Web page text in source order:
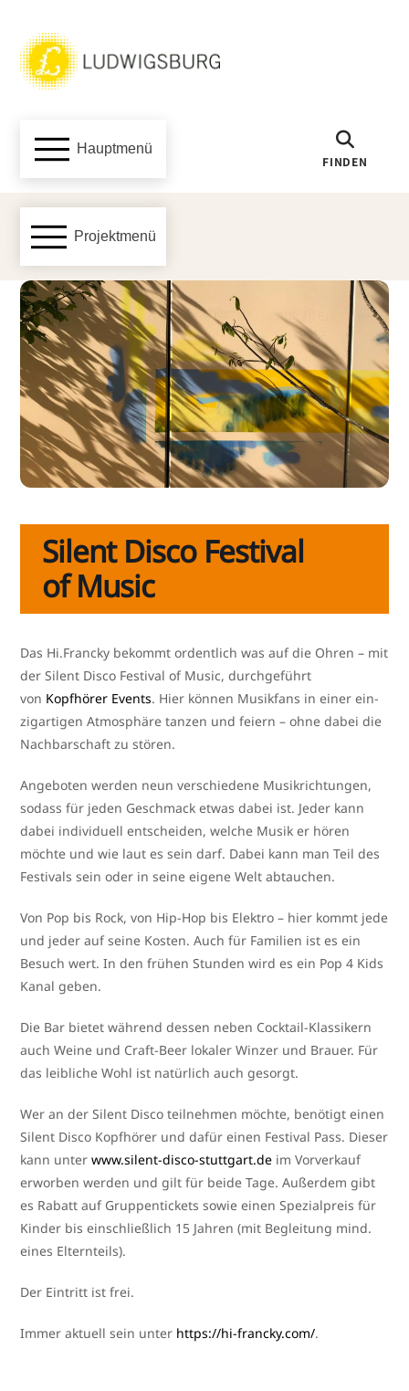
Hauptmenü
FINDEN
Projektmenü
Silent Disco Festival
of Music
Das Hi.Francky bekommt ordent­lich was auf die Ohren – mit
der Silent Disco Festival of Music, durch­ge­führt
von Kopfhörer Events. Hier kön­nen Musikfans in einer ein­
zig­ar­ti­gen Atmosphäre tan­zen und fei­ern – ohne dabei die
Nachbarschaft zu stören.
Angeboten wer­den neun ver­schie­de­ne Musikrichtungen,
sodass für jeden Geschmack etwas dabei ist. Jeder kann
dabei indi­vi­du­ell ent­schei­den, wel­che Musik er hören
möch­te und wie laut es sein darf. Dabei kann man Teil des
Festivals sein oder in sei­ne eige­ne Welt abtauchen.
Von Pop bis Rock, von Hip-Hop bis Elektro – hier kommt jede
und jeder auf sei­ne Kosten. Auch für Familien ist es ein
Besuch wert. In den frü­hen Stunden wird es ein Pop 4 Kids
Kanal geben.
Die Bar bie­tet wäh­rend des­sen neben Cocktail-Klassikern
auch Weine und Craft-Beer loka­ler Winzer und Brauer. Für
das leib­li­che Wohl ist natür­lich auch gesorgt.
Wer an der Silent Disco teil­neh­men möch­te, benö­tigt einen
Silent Disco Kopfhörer und dafür einen Festival Pass. Dieser
kann unterwww​.silent​-dis​co​-stutt​gart​.de im Vorverkauf
erwor­ben wer­den und gilt für bei­de Tage. Außerdem gibt
es Rabatt auf Gruppentickets sowie einen Spezialpreis für
Kinder bis ein­schließ­lich 15 Jahren (mit Begleitung mind.
eines Elternteils).
Der Eintritt ist frei.
Immer aktu­ell sein unter https://​hi​-fran​cky​.com/.